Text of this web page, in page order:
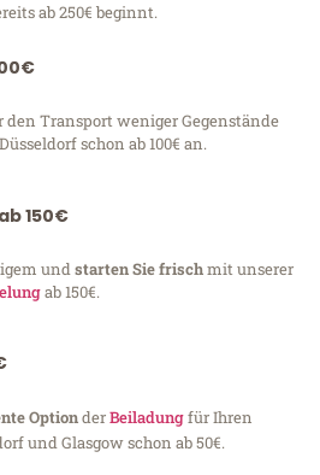
ab 250€ beginnt.
den Transport weniger Gegenstände
schon ab 100€ an.
150€
undstarten Sie frischmit unserer
ab 150€.
OptionderBeiladungfür Ihren
und Glasgow schon ab 50€.